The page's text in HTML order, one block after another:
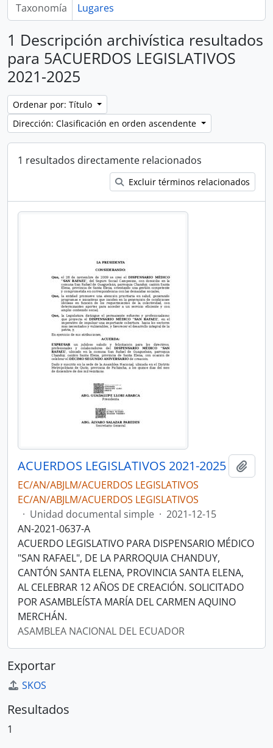
Taxonomía Lugares
1 Descripción archivística resultados
para 5ACUERDOS LEGISLATIVOS
2021-2025
Ordenar por: Título
Dirección: Clasificación en orden ascendente
1 resultados directamente relacionados
Excluir términos relacionados
ACUERDOS LEGISLATIVOS 2021-2025
EC/AN/ABJLM/ACUERDOS LEGISLATIVOS
EC/AN/ABJLM/ACUERDOS LEGISLATIVOS
· Unidad documental simple · 2021-12-15
AN-2021-0637-A
ACUERDO LEGISLATIVO PARA DISPENSARIO MÉDICO
"SAN RAFAEL", DE LA PARROQUIA CHANDUY,
CANTÓN SANTA ELENA, PROVINCIA SANTA ELENA,
AL CELEBRAR 12 AÑOS DE CREACIÓN. SOLICITADO
POR ASAMBLEÍSTA MARÍA DEL CARMEN AQUINO
MERCHÁN.
ASAMBLEA NACIONAL DEL ECUADOR
Exportar
SKOS
Resultados
1